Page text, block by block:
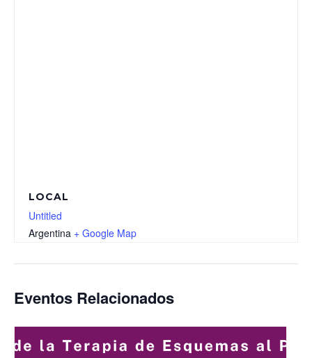
LOCAL
Untitled
Argentina + Google Map
Eventos Relacionados